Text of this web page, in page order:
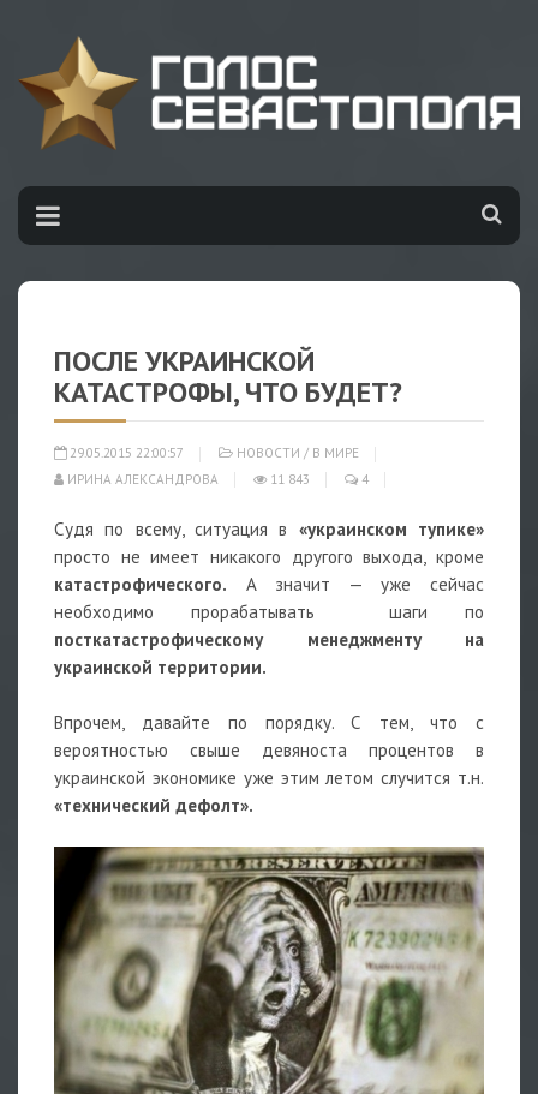
ПОСЛЕ УКРАИНСКОЙ
КАТАСТРОФЫ, ЧТО БУДЕТ?
29.05.2015 22:00:57 НОВОСТИ / В МИРЕ
ИРИНА АЛЕКСАНДРОВА
11 843 4
Судя по всему, ситуация в «украинском тупике»
просто не имеет никакого другого выхода, кроме
катастрофического. А значит — уже сейчас
необходимо прорабатывать шаги по
посткатастрофическому менеджменту на
украинской территории.
Впрочем, давайте по порядку. С тем, что с
вероятностью свыше девяноста процентов в
украинской экономике уже этим летом случится т.н.
«технический дефолт».